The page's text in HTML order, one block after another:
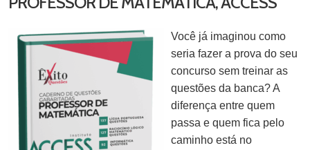
Você já imaginou como
seria fazer a prova do seu
concurso sem treinar as
questões da banca? A
diferença entre quem
passa e quem fica pelo
caminho está no